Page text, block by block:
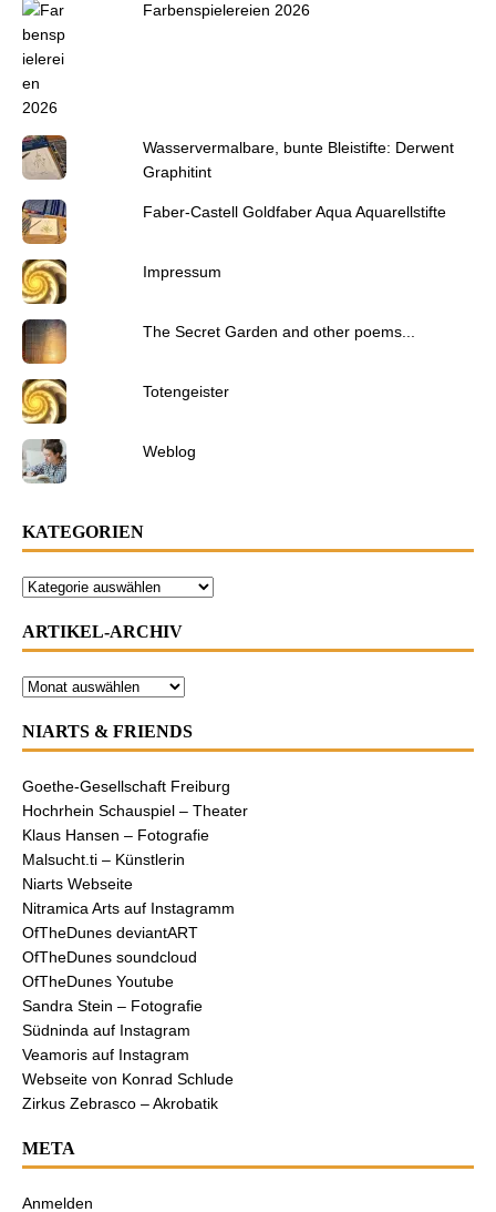
Farbenspielereien 2026
Wasservermalbare, bunte Bleistifte: Derwent
Graphitint
Faber-Castell Goldfaber Aqua Aquarellstifte
Impressum
The Secret Garden and other poems...
Totengeister
Weblog
KATEGORIEN
ARTIKEL-ARCHIV
NIARTS & FRIENDS
Goethe-Gesellschaft Freiburg
Hochrhein Schauspiel – Theater
Klaus Hansen – Fotografie
Malsucht.ti – Künstlerin
Niarts Webseite
Nitramica Arts auf Instagramm
OfTheDunes deviantART
OfTheDunes soundcloud
OfTheDunes Youtube
Sandra Stein – Fotografie
Südninda auf Instagram
Veamoris auf Instagram
Webseite von Konrad Schlude
Zirkus Zebrasco – Akrobatik
META
Anmelden